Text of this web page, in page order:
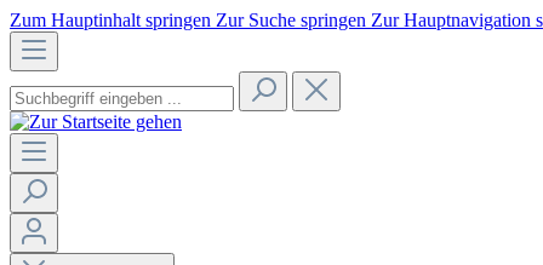
Zum Hauptinhalt springen Zur Suche springen Zur Hauptnavigation